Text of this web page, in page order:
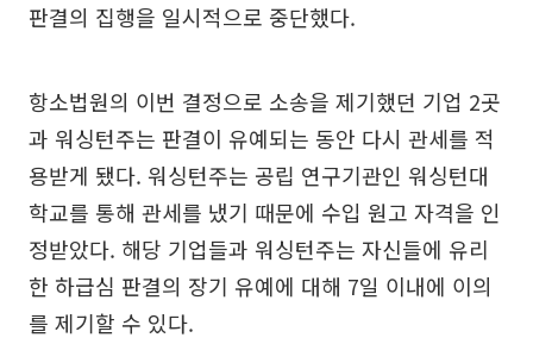
판결의 집행을 일시적으로 중단했다.
항소법원의 이번 결정으로 소송을 제기했던 기업 2곳
과 워싱턴주는 판결이 유예되는 동안 다시 관세를 적
용받게 됐다. 워싱턴주는 공립 연구기관인 워싱턴대
학교를 통해 관세를 냈기 때문에 수입 원고 자격을 인
정받았다. 해당 기업들과 워싱턴주는 자신들에 유리
한 하급심 판결의 장기 유예에 대해 7일 이내에 이의
를 제기할 수 있다.